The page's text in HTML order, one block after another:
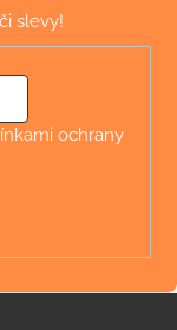
slevy!
ochrany